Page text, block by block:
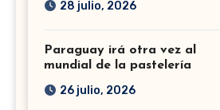
28 julio, 2026
Paraguay irá otra vez al
mundial de la pastelería
26 julio, 2026